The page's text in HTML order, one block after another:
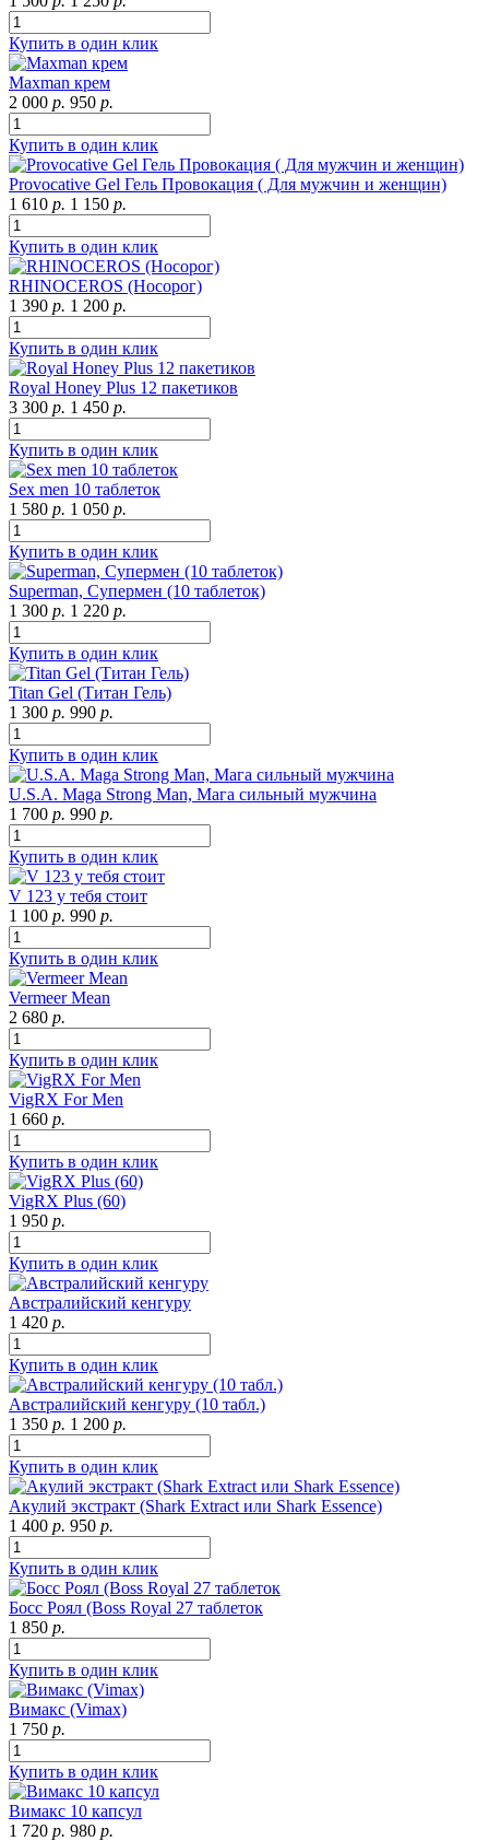
Купить в один клик
Maxman крем
2 000 р. 950 р.
Купить в один клик
Provocative Gel Гель Провокация ( Для мужчин и женщин)
1 610 р. 1 150 р.
Купить в один клик
RHINOCEROS (Носорог)
1 390 р. 1 200 р.
Купить в один клик
Royal Honey Plus 12 пакетиков
3 300 р. 1 450 р.
Купить в один клик
Sex men 10 таблеток
1 580 р. 1 050 р.
Купить в один клик
Superman, Супермен (10 таблеток)
1 300 р. 1 220 р.
Купить в один клик
Titan Gel (Титан Гель)
1 300 р. 990 р.
Купить в один клик
U.S.A. Maga Strong Man, Мага сильный мужчина
1 700 р. 990 р.
Купить в один клик
V 123 у тебя стоит
1 100 р. 990 р.
Купить в один клик
Vermeer Mean
2 680 р.
Купить в один клик
VigRX For Men
1 660 р.
Купить в один клик
VigRX Plus (60)
1 950 р.
Купить в один клик
Австралийский кенгуру
1 420 р.
Купить в один клик
Австралийский кенгуру (10 табл.)
1 350 р. 1 200 р.
Купить в один клик
Акулий экстракт (Shark Extract или Shark Essence)
1 400 р. 950 р.
Купить в один клик
Босс Роял (Boss Royal 27 таблеток
1 850 р.
Купить в один клик
Вимакс (Vimax)
1 750 р.
Купить в один клик
Вимакс 10 капсул
1 720 р. 980 р.